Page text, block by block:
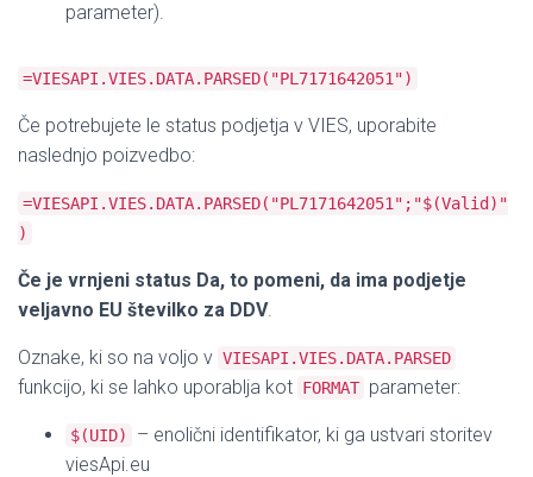
parameter).
=VIESAPI.VIES.DATA.PARSED("PL7171642051")
Če potrebujete le status podjetja v VIES, uporabite
naslednjo poizvedbo:
=VIESAPI.VIES.DATA.PARSED("PL7171642051";"$(Valid)"
)
Če je vrnjeni status Da, to pomeni, da ima podjetje
veljavno EU številko za DDV.
Oznake, ki so na voljo v VIESAPI.VIES.DATA.PARSED
funkcijo, ki se lahko uporablja kot FORMAT parameter:
$(UID)
– enolični identifikator, ki ga ustvari storitev
viesApi.eu